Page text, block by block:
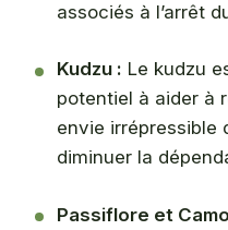
associés à l’arrêt
Kudzu : Le kudzu
potentiel à aider à
envie irrépressible
diminuer la
Passiflore et